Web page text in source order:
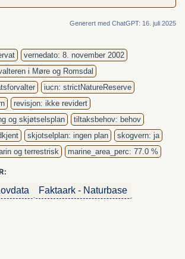
Generert med ChatGPT: 16. juli 2025
vernedato: 8. november 2002
i Møre og Romsdal
iucn: strictNatureReserve
revisjon: ikke revidert
og skjøtselsplan
tiltaksbehov: behov
skjotselplan: ingen plan
skogvern: ja
og terrestrisk
marine_area_perc: 77.0 %
Faktaark - Naturbase